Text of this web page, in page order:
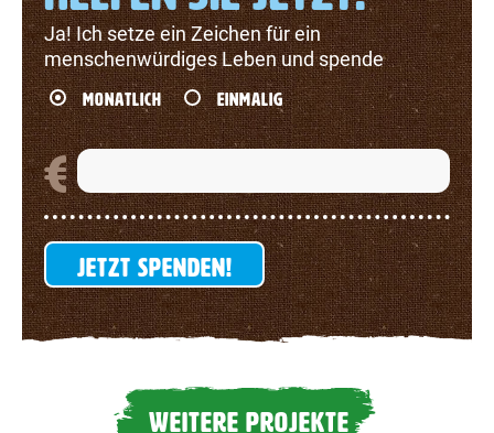
Ja! Ich setze ein Zeichen für ein
menschenwürdiges Leben und spende
MONATLICH EINMALIG
JETZT SPENDEN!
WEITERE PROJEKTE